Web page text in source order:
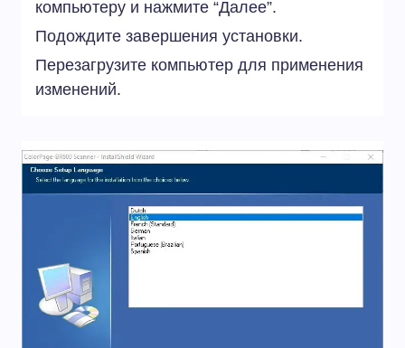
компьютеру и нажмите “Далее”.
Подождите завершения установки.
Перезагрузите компьютер для применения
изменений.